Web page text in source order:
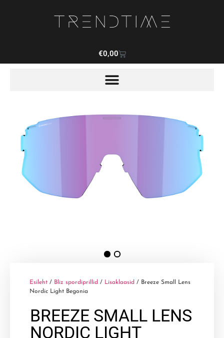
€0,00
Esileht / Bliz spordiprillid / Lisaklaasid / Breeze Small Lens
Nordic Light Begonia
BREEZE SMALL LENS
NORDIC LIGHT